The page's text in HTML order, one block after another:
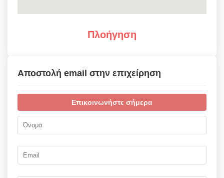
Πλοήγηση
Αποστολή email στην επιχείρηση
Επικοινωνήστε σήμερα